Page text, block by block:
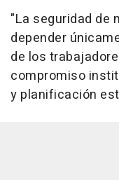
"La seguridad de
depender
de los
compromiso
y planificación